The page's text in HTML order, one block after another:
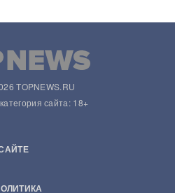
TOPNEWS.RU
сайта: 18+